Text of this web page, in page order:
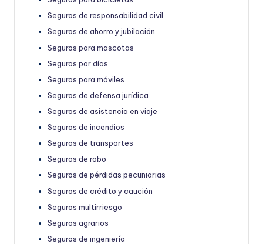
Seguros de responsabilidad civil
Seguros de ahorro y jubilación
Seguros para mascotas
Seguros por días
Seguros para móviles
Seguros de defensa jurídica
Seguros de asistencia en viaje
Seguros de incendios
Seguros de transportes
Seguros de robo
Seguros de pérdidas pecuniarias
Seguros de crédito y caución
Seguros multirriesgo
Seguros agrarios
Seguros de ingeniería